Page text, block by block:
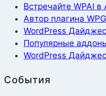
Встречайте WPAI
Автор плагина
WordPress
Популярные
WordPress
События